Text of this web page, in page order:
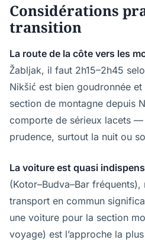
Considérations
transition
La route de la côte vers les
Žabljak, il faut 2h15–2h45
Nikšić est bien goudronnée
section de montagne depuis
comporte de sérieux lacets
prudence, surtout la nuit ou
La voiture est quasi
(Kotor–Budva–Bar fréquents),
transport en commun
une voiture pour la section
voyage) est l’approche la